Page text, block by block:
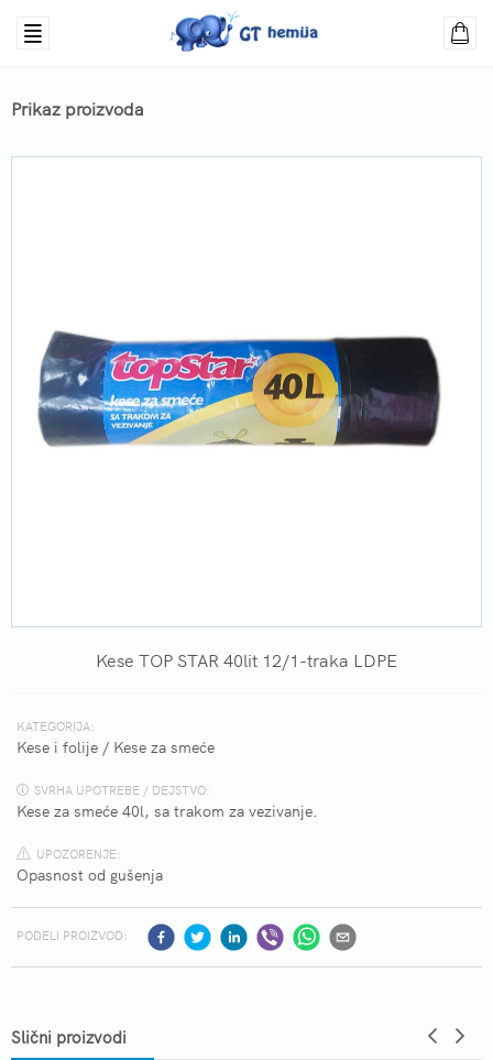
Prikaz proizvoda
Kese TOP STAR 40lit 12/1-traka LDPE
KATEGORIJA:
Kese i folije / Kese za smeće
SVRHA UPOTREBE / DEJSTVO:
Kese za smeće 40l, sa trakom za vezivanje.
UPOZORENJE:
Opasnost od gušenja
PODELI PROIZVOD:
Slični proizvodi